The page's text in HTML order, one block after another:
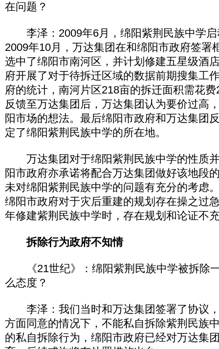
在问题？
李泽：2009年6月，绵阳紫荆民族中学启
2009年10月，万达集团在和绵阳市政府签署
选中了绵阳市南河区，并计划修建五星级酒
府开展了对于待拆迁区域的数据前期搜集工
府的统计，南河片区218亩的拆迁面积需花
反馈至万达集团后，万达集团认为要价过高
阳市场的想法。最后绵阳市政府和万达集团
定了绵阳紫荆民族中学的所在地。
万达集团对于绵阳紫荆民族中学的性质
阳市政府亦承诺将配合万达集团做好该地段
未对绵阳紫荆民族中学的问题有充分的考虑
绵阳市政府对于灾后重建的规划存在操之过
年修建紫荆民族中学时，存在规划和论证不
拆除行为政府不知情
《21世纪》：绵阳紫荆民族中学被拆除
么态度？
李泽：我们当时和万达集团签署了协议
方面同意的情况下，不能私自拆除紫荆民族
的私自拆除行为，绵阳市政府已经对万达集